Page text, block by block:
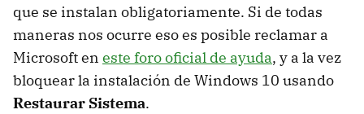
que se instalan obligatoriamente. Si de todas
maneras nos ocurre eso es posible reclamar a
Microsoft en este foro oficial de ayuda, y a la vez
bloquear la instalación de Windows 10 usando
Restaurar Sistema.